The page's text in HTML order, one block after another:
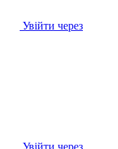
Увійти через